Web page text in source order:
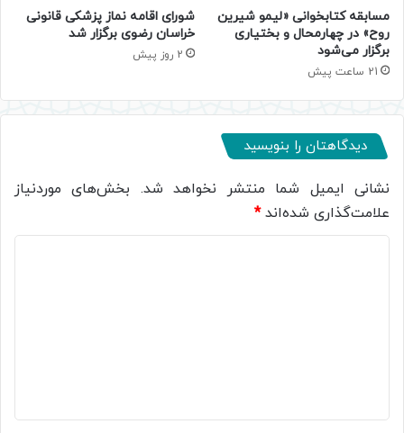
مسابقه کتابخوانی «لیمو شیرین
روح» در چهارمحال و بختیاری
برگزار می‌شود
21 ساعت پیش
شورای اقامه نماز پزشکی قانونی
خراسان رضوی برگزار شد
2 روز پیش
دیدگاهتان را بنویسید
نشانی ایمیل شما منتشر نخواهد شد. بخش‌های موردنیاز
علامت‌گذاری شده‌اند*